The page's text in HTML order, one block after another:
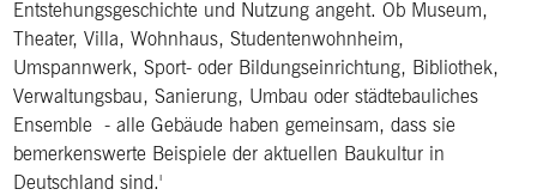
Entstehungsgeschichte und Nutzung angeht. Ob Museum,
Theater, Villa, Wohnhaus, Studentenwohnheim,
Umspannwerk, Sport- oder Bildungseinrichtung, Bibliothek,
Verwaltungsbau, Sanierung, Umbau oder städtebauliches
Ensemble - alle Gebäude haben gemeinsam, dass sie
bemerkenswerte Beispiele der aktuellen Baukultur in
Deutschland sind.'